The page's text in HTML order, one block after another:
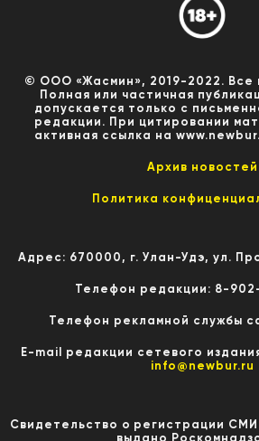
© ООО «Жасмин», 2019-2022.
Полная или частичная
допускается только с
редакции. При цитировании
активная ссылка на
Архив новостей
Политика
Адрес: 670000, г. Улан-Удэ, ул.
Телефон редакции: 8-
Телефон рекламной службы
E-mail редакции сетевого
info@newbur.ru
Свидетельство о регистрации
выдано